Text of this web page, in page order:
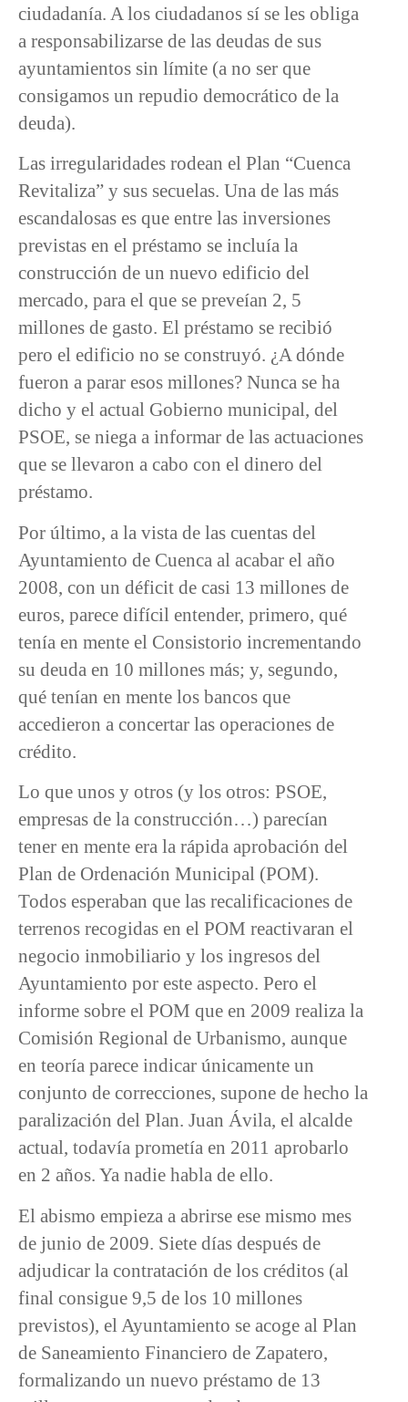
ciudadanía. A los ciudadanos sí se les obliga
a responsabilizarse de las deudas de sus
ayuntamientos sin límite (a no ser que
consigamos un repudio democrático de la
deuda).
Las irregularidades rodean el Plan “Cuenca
Revitaliza” y sus secuelas. Una de las más
escandalosas es que entre las inversiones
previstas en el préstamo se incluía la
construcción de un nuevo edificio del
mercado, para el que se preveían 2, 5
millones de gasto. El préstamo se recibió
pero el edificio no se construyó. ¿A dónde
fueron a parar esos millones? Nunca se ha
dicho y el actual Gobierno municipal, del
PSOE, se niega a informar de las actuaciones
que se llevaron a cabo con el dinero del
préstamo.
Por último, a la vista de las cuentas del
Ayuntamiento de Cuenca al acabar el año
2008, con un déficit de casi 13 millones de
euros, parece difícil entender, primero, qué
tenía en mente el Consistorio incrementando
su deuda en 10 millones más; y, segundo,
qué tenían en mente los bancos que
accedieron a concertar las operaciones de
crédito.
Lo que unos y otros (y los otros: PSOE,
empresas de la construcción…) parecían
tener en mente era la rápida aprobación del
Plan de Ordenación Municipal (POM).
Todos esperaban que las recalificaciones de
terrenos recogidas en el POM reactivaran el
negocio inmobiliario y los ingresos del
Ayuntamiento por este aspecto. Pero el
informe sobre el POM que en 2009 realiza la
Comisión Regional de Urbanismo, aunque
en teoría parece indicar únicamente un
conjunto de correcciones, supone de hecho la
paralización del Plan. Juan Ávila, el alcalde
actual, todavía prometía en 2011 aprobarlo
en 2 años. Ya nadie habla de ello.
El abismo empieza a abrirse ese mismo mes
de junio de 2009. Siete días después de
adjudicar la contratación de los créditos (al
final consigue 9,5 de los 10 millones
previstos), el Ayuntamiento se acoge al Plan
de Saneamiento Financiero de Zapatero,
formalizando un nuevo préstamo de 13